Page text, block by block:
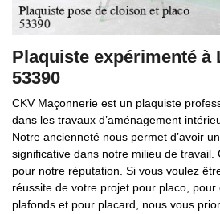
Plaquiste expérimenté à
53390
CKV Maçonnerie est un plaquiste
dans les travaux d’aménagement
Notre ancienneté nous permet d’avoir
significative dans notre milieu de travail.
pour notre réputation. Si vous voulez
réussite de votre projet pour placo, pour
plafonds et pour placard, nous vous